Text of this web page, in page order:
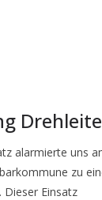
alarmierte uns
zu
Dieser Einsatz